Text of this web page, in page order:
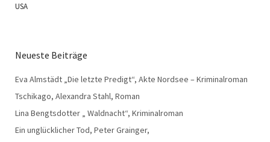
USA
Neueste Beiträge
Eva Almstädt „Die letzte Predigt“, Akte Nordsee – Kriminalroman
Tschikago, Alexandra Stahl, Roman
Lina Bengtsdotter „ Waldnacht“, Kriminalroman
Ein unglücklicher Tod, Peter Grainger,